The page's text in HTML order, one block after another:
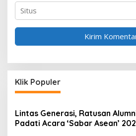
Klik Populer
Lintas Generasi, Ratusan
Padati Acara ‘Sabar Asean’